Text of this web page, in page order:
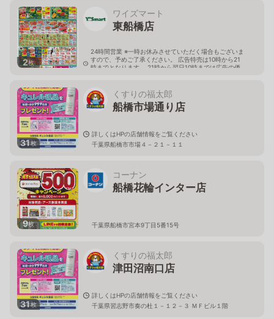
2枚
ワイズマート
東船橋店
24時間営業 ※一時お休みさせていただく場合もございま
すので、予めご了承ください。 広告特売は10時から21
時までとなります。 21時から翌日10時までは広告の価
31枚
くすりの福太郎
船橋市場通り店
詳しくはHPの店舗情報をご覧ください
千葉県船橋市市場４－２１－１１
9枚
コーナン
船橋花輪インター店
千葉県船橋市宮本9丁目5番15号
31枚
くすりの福太郎
津田沼南口店
詳しくはHPの店舗情報をご覧ください
千葉県習志野市奏の杜１－１２－３ ＭＦビル１階